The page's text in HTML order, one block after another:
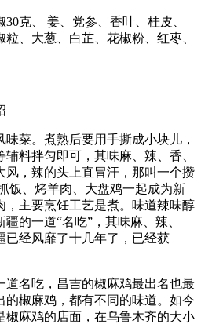
克、 姜、党参、香叶、桂皮、
、大葱、白芷、花椒粉、红枣、
菜。煮熟后要用手撕成小块儿，
料拌匀即可，其味麻、辣、香、
风，辣的头上直冒汗，那叫一个攒
饭、烤羊肉、大盘鸡一起成为新
，主要烹饪工艺是煮。味道辣味醇
的一道“名吃”，其味麻、辣、
已经风靡了十几年了，已经获
道名吃，昌吉的椒麻鸡最出名也最
的椒麻鸡，都有不同的味道。如今
椒麻鸡的店面，在乌鲁木齐的大小